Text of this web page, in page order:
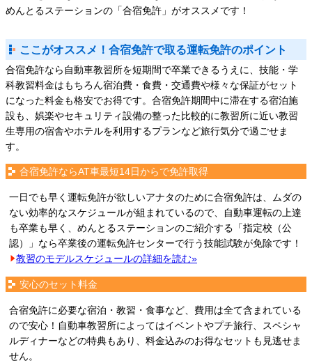
めんとるステーションの「合宿免許」がオススメです！
ここがオススメ！合宿免許で取る運転免許のポイント
合宿免許なら自動車教習所を短期間で卒業できるうえに、技能・学
科教習料金はもちろん宿泊費・食費・交通費や様々な保証がセット
になった料金も格安でお得です。合宿免許期間中に滞在する宿泊施
設も、娯楽やセキュリティ設備の整った比較的に教習所に近い教習
生専用の宿舎やホテルを利用するプランなど旅行気分で過ごせま
す。
合宿免許ならAT車最短14日からで免許取得
一日でも早く運転免許が欲しいアナタのために合宿免許は、ムダの
ない効率的なスケジュールが組まれているので、自動車運転の上達
も卒業も早く、めんとるステーションのご紹介する「指定校（公
認）」なら卒業後の運転免許センターで行う技能試験が免除です！
教習のモデルスケジュールの詳細を読む»
安心のセット料金
合宿免許に必要な宿泊・教習・食事など、費用は全て含まれている
ので安心！自動車教習所によってはイベントやプチ旅行、スペシャ
ルディナーなどの特典もあり、料金込みのお得なセットも見逃せま
せん。